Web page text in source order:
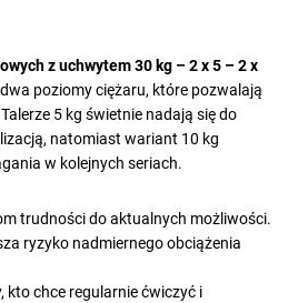
z uchwytem 30 kg – 2 x 5 – 2 x
poziomy ciężaru, które pozwalają
5 kg świetnie nadają się do
natomiast wariant 10 kg
w kolejnych seriach.
trudności do aktualnych możliwości.
ryzyko nadmiernego obciążenia
kto chce regularnie ćwiczyć i